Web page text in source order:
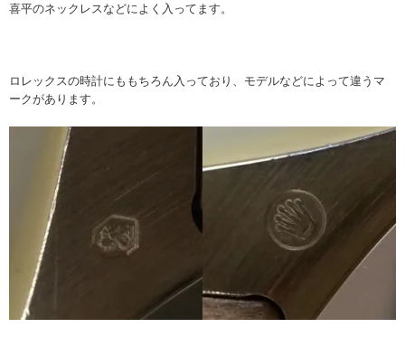
喜平のネックレスなどによく入ってます。
ロレックスの時計にももちろん入っており、モデルなどによって違うマ
ークがあります。